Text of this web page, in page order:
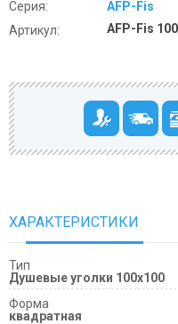
Серия:
AFP-Fis
Артикул:
ХАРАКТЕРИСТИКИ
Тип
Душевые уголки 100х100
Форма
квадратная